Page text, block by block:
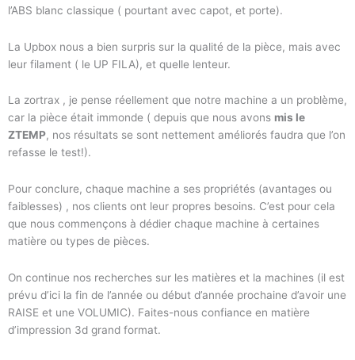
l’ABS blanc classique ( pourtant avec capot, et porte).
La Upbox nous a bien surpris sur la qualité de la pièce, mais avec
leur filament ( le UP FILA), et quelle lenteur.
La zortrax , je pense réellement que notre machine a un problème,
car la pièce était immonde ( depuis que nous avons mis le
ZTEMP, nos résultats se sont nettement améliorés faudra que l’on
refasse le test!).
Pour conclure, chaque machine a ses propriétés (avantages ou
faiblesses) , nos clients ont leur propres besoins. C’est pour cela
que nous commençons à dédier chaque machine à certaines
matière ou types de pièces.
On continue nos recherches sur les matières et la machines (il est
prévu d’ici la fin de l’année ou début d’année prochaine d’avoir une
RAISE et une VOLUMIC). Faites-nous confiance en matière
d’impression 3d grand format.